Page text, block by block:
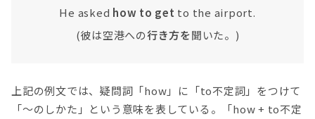
He asked how to get to the airport.
(彼は空港への行き方を聞いた。)
上記の例文では、疑問詞「how」に「to不定詞」をつけて
「〜のしかた」という意味を表している。「how + to不定